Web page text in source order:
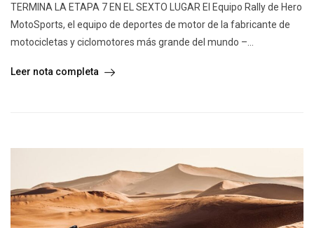
TERMINA LA ETAPA 7 EN EL SEXTO LUGAR El Equipo Rally de Hero
MotoSports, el equipo de deportes de motor de la fabricante de
motocicletas y ciclomotores más grande del mundo –...
Leer nota completa